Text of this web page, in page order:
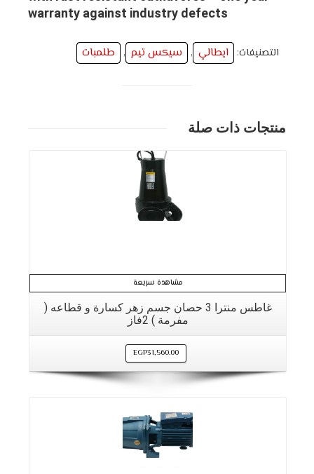
warranty against industry defects
التصنيفات: ايطالي , سيكس تيم , طلمبات
منتجات ذات صلة
مشاهدة سريعة
غاطس منترا 3 حصان جسم زهر كسارة و قطاعه (
مفرمة ) 2فاز
EGP31,560.00